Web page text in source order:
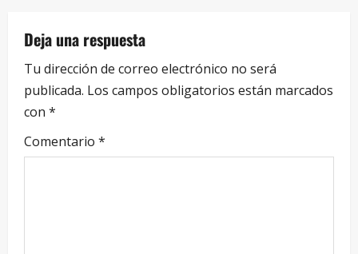
Deja una respuesta
Tu dirección de correo electrónico no será
publicada. Los campos obligatorios están marcados
con *
Comentario *